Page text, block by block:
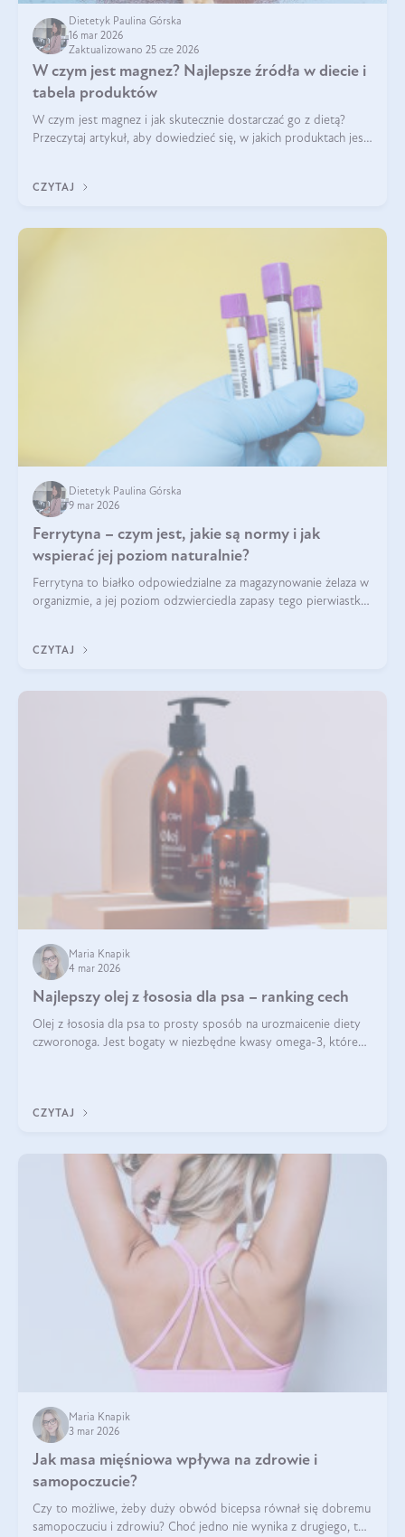
Dietetyk Paulina Górska
16 mar 2026
Zaktualizowano 25 cze 2026
W czym jest magnez? Najlepsze źródła w diecie i
tabela produktów
W czym jest magnez i jak skutecznie dostarczać go z dietą?
Przeczytaj artykuł, aby dowiedzieć się, w jakich produktach jest
CZYTAJ
Dietetyk Paulina Górska
9 mar 2026
Ferrytyna – czym jest, jakie są normy i jak
wspierać jej poziom naturalnie?
Ferrytyna to białko odpowiedzialne za magazynowanie żelaza w
organizmie, a jej poziom odzwierciedla zapasy tego pierwiastka.
funkcjonowanie (
CZYTAJ
Maria Knapik
4 mar 2026
Najlepszy olej z łososia dla psa – ranking cech
Olej z łososia dla psa to prosty sposób na urozmaicenie diety
czworonoga. Jest bogaty w niezbędne kwasy omega-3, które
CZYTAJ
Maria Knapik
3 mar 2026
Jak masa mięśniowa wpływa na zdrowie i
samopoczucie?
Czy to możliwe, żeby duży obwód bicepsa równał się dobremu
samopoczuciu i zdrowiu? Choć jedno nie wynika z drugiego, to